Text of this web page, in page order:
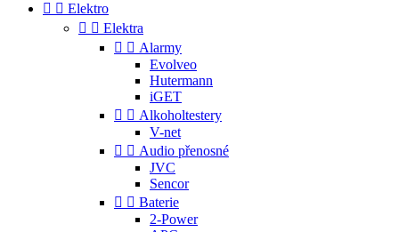
  Elektro
  Elektra
  Alarmy
Evolveo
Hutermann
iGET
  Alkoholtestery
V-net
  Audio přenosné
JVC
Sencor
  Baterie
2-Power